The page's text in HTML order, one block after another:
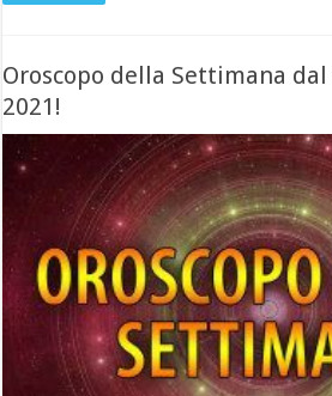
Oroscopo della Settimana dal
2021!